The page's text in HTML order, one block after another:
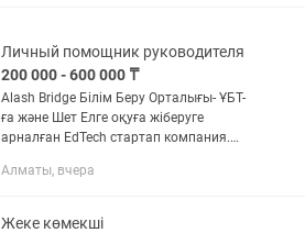
Личный помощник руководителя
200 000 - 600 000 ₸
Alash Bridge Білім Беру Орталығы- ҰБТ-
ға және Шет Елге оқуға жіберуге
арналған EdTech стартап компания.
қыз іздейміз. Операционный
Алматы, вчера
Жеке көмекші